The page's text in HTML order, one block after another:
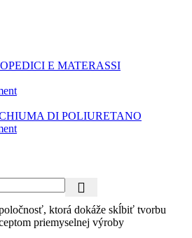
E MATERASSI
DI POLIURETANO
ktorá dokáže skĺbiť tvorbu
priemyselnej výroby